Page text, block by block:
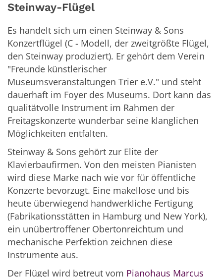
Steinway-Flügel
Es handelt sich um einen Steinway & Sons
Konzertflügel (C - Modell, der zweitgrößte Flügel,
den Steinway produziert). Er gehört dem Verein
"Freunde künstlerischer
Museumsveranstaltungen Trier e.V." und steht
dauerhaft im Foyer des Museums. Dort kann das
qualitätvolle Instrument im Rahmen der
Freitagskonzerte wunderbar seine klanglichen
Möglichkeiten entfalten.
Steinway & Sons gehört zur Elite der
Klavierbaufirmen. Von den meisten Pianisten
wird diese Marke nach wie vor für öffentliche
Konzerte bevorzugt. Eine makellose und bis
heute überwiegend handwerkliche Fertigung
(Fabrikationsstätten in Hamburg und New York),
ein unübertroffener Obertonreichtum und
mechanische Perfektion zeichnen diese
Instrumente aus.
Der Flügel wird betreut vom Pianohaus Marcus